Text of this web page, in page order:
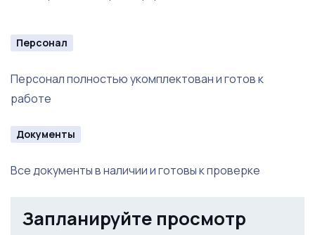
Персонал
Персонал полностью укомплектован и готов к
работе
Документы
Все документы в наличии и готовы к проверке
Запланируйте просмотр